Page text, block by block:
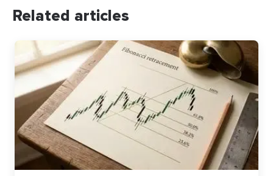
Related articles